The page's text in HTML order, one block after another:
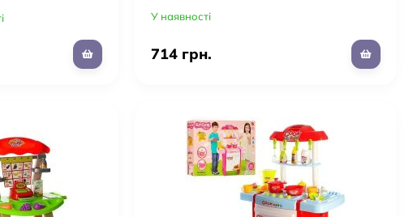
У наявності
714 грн.